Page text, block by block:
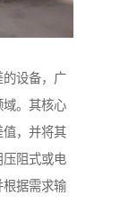
的设备，广
域。其核心
值，并将其
压阻式或电
根据需求输